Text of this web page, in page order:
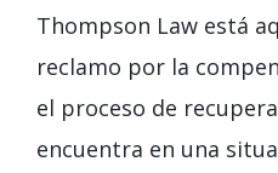
Thompson Law está
reclamo por la
el proceso de
encuentra en una